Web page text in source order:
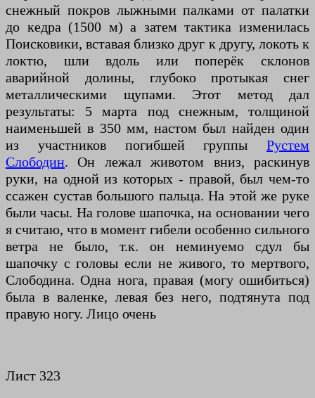
снежный покров лыжными палками от палатки
до кедра (1500 м) а затем тактика изменилась
Поисковики, вставая близко друг к другу, локоть к
локтю, шли вдоль или поперёк склонов
аварийной долины, глубоко протыкая снег
металлическими щупами. Этот метод дал
результаты: 5 марта под снежным, толщиной
наименьшей в 350 мм, настом был найден один
из участников погибшей группы Рустем
Слободин. Он лежал животом вниз, раскинув
руки, на одной из которых - правой, был чем-то
ссажен сустав большого пальца. На этой же руке
были часы. На голове шапочка, на основании чего
я считаю, что в момент гибели особенно сильного
ветра не было, т.к. он неминуемо сдул бы
шапочку с головы если не живого, то мертвого,
Слободина. Одна нога, правая (могу ошибиться)
была в валенке, левая без него, подтянута под
правую ногу. Лицо очень
Лист 323